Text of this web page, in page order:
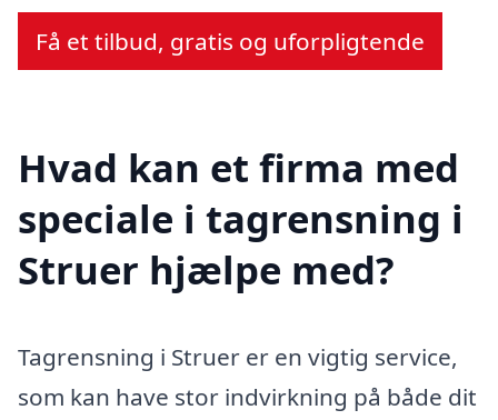
Få et tilbud, gratis og uforpligtende
Hvad kan et firma med
speciale i tagrensning i
Struer hjælpe med?
Tagrensning i Struer er en vigtig service,
som kan have stor indvirkning på både dit